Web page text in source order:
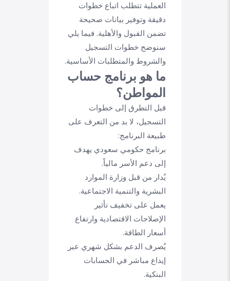
العملية تتطلب اتباع خطوات
دقيقة وتوفير بيانات صحيحة
تضمن القبول والأهلية. فيما يلي
سنوضح خطوات التسجيل
والشروط والمتطلبات الأساسية.
ما هو برنامج حساب
المواطن؟
قبل التطرق إلى خطوات
التسجيل، لا بد من التعرف على
طبيعة البرنامج:
برنامج حكومي سعودي يهدف
إلى دعم الأسر مالياً.
يُدار من قبل وزارة الموارد
البشرية والتنمية الاجتماعية.
يعمل على تخفيف تأثير
الإصلاحات الاقتصادية وارتفاع
أسعار الطاقة.
يُصرف الدعم بشكل شهري عبر
إيداع مباشر في الحسابات
البنكية.